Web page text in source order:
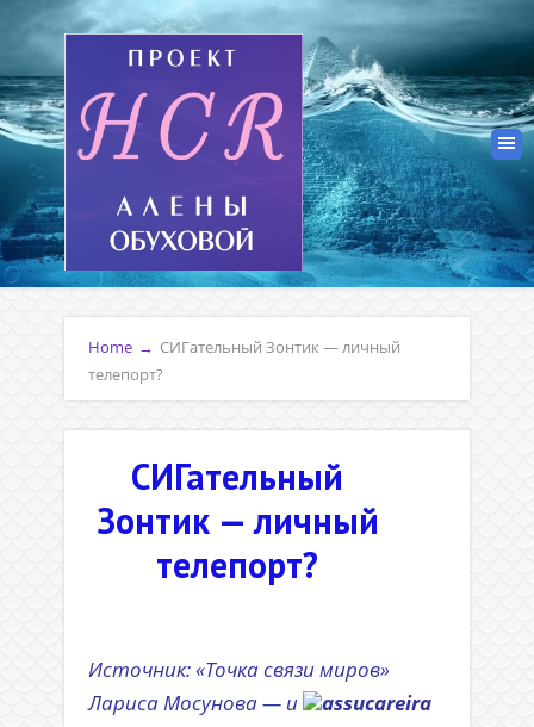
Home → СИГательный Зонтик — личный
телепорт?
СИГательный
Зонтик — личный
телепорт?
Источник: «Точка связи миров»
Лариса Мосунова — и
assucareira